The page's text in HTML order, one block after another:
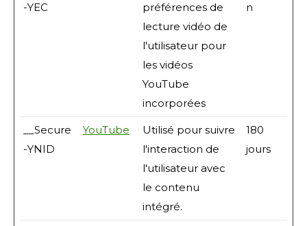
-YEC
préférences de
lecture vidéo de
l'utilisateur pour
les vidéos
YouTube
incorporées
n
__Secure
-YNID
YouTube
Utilisé pour suivre
l'interaction de
l'utilisateur avec
le contenu
intégré.
180
jours